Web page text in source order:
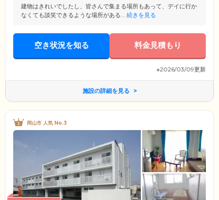
建物はきれいでしたし、皆さんで集まる場所もあって、デイに行か
なくても談笑できるような場所がある... 続きを見る
空き状況を知る 料金見積もり
※2026/03/09更新
施設の詳細を見る
岡山市 人気 No.3